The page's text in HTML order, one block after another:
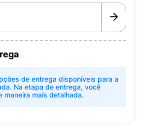
de entrega disponíveis para a
Na etapa de entrega, você
maneira mais detalhada.